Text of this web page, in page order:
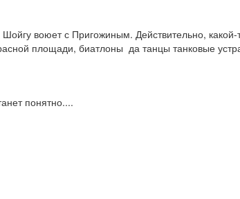
воюет с Пригожиным. Действительно,
площади, биатлоны  да танцы танковые
понятно....